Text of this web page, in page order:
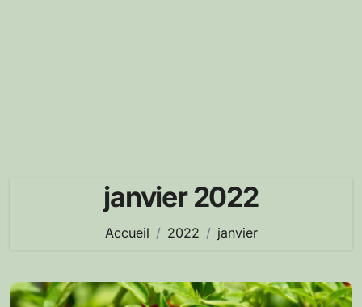
janvier 2022
Accueil 2022 janvier